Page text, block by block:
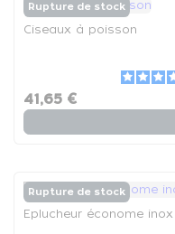
Rupture de stock
Ciseaux à poisson
41,65 €
Rupture de stock
Eplucheur économe inox